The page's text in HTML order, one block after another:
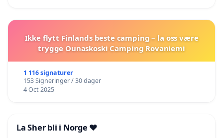
Ikke flytt Finlands beste camping – la oss være
trygge Ounaskoski Camping Rovaniemi
1 116 signaturer
153 Signeringer / 30 dager
4 Oct 2025
La Sher bli i Norge ❤️